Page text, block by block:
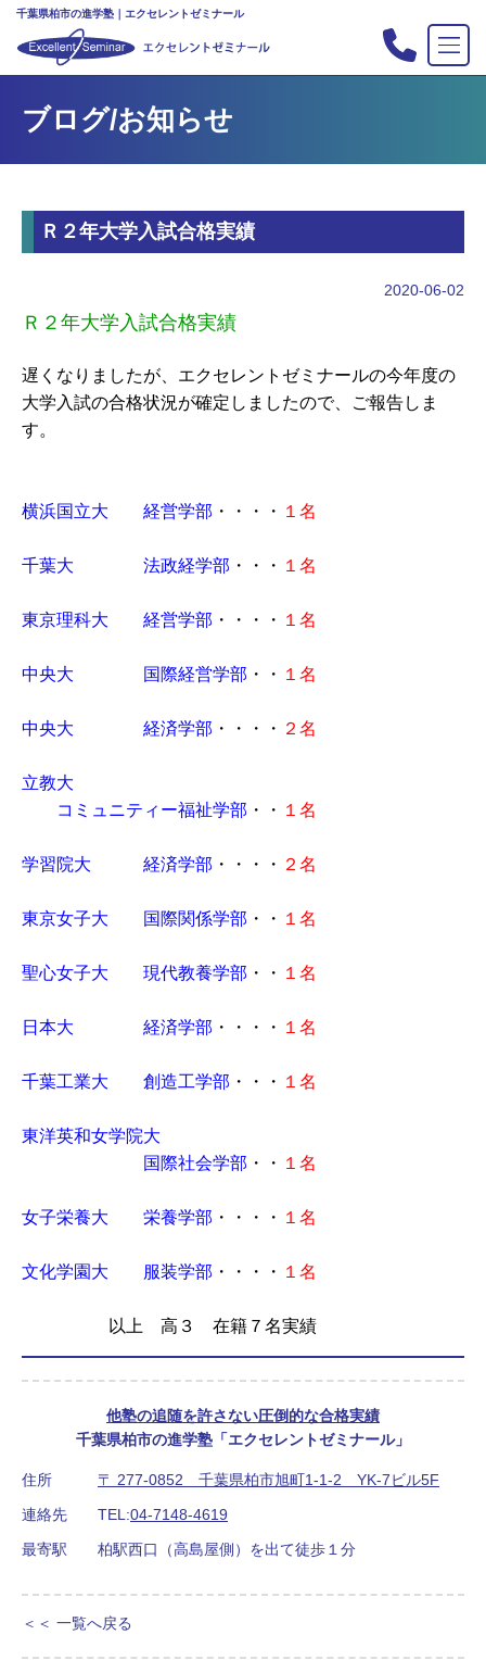
千葉県柏市の進学塾｜エクセレントゼミナール
塾の紹介
合格実績
入会案内
教室案内
私立中高リンク集
ブログ/お知らせ
Ｒ２年大学入試合格実績
2020-06-02
Ｒ２年大学入試合格実績
遅くなりましたが、エクセレントゼミナールの今年度の
大学入試の合格状況が確定しましたので、ご報告しま
す。
横浜国立大 経営学部 ・・・・ １名
千葉大 法政経学部 ・・・ １名
東京理科大 経営学部 ・・・・ １名
中央大 国際経営学部 ・・ １名
中央大 経済学部 ・・・・ ２名
立教大
コミュニティー福祉学部 ・・ １名
学習院大 経済学部 ・・・・ ２名
東京女子大 国際関係学部 ・・ １名
聖心女子大 現代教養学部 ・・ １名
日本大 経済学部 ・・・・ １名
千葉工業大 創造工学部 ・・・ １名
東洋英和女学院大
国際社会学部 ・・ １名
女子栄養大 栄養学部 ・・・・ １名
文化学園大 服装学部 ・・・・ １名
以上 高３ 在籍７名実績
他塾の追随を許さない圧倒的な合格実績
千葉県柏市の進学塾「エクセレントゼミナール」
住所
〒 277-0852 千葉県柏市旭町1-1-2 YK-7ビル5F
連絡先
TEL:04-7148-4619
最寄駅
柏駅西口（高島屋側）を出て徒歩１分
＜＜ 一覧へ戻る